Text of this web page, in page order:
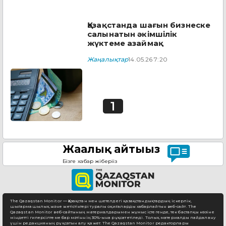
Қазақстанда шағын бизнеске
салынатын әкімшілік
жүктеме азаймақ
Жаңалықтар14.05.26 7:20
1
Жаңалық айтыңыз
Бізге хабар жіберіңіз
The Qazaqstan Monitor — Қазақстан мен шетелдегі қазақстандықтардың іскерлік,
шығармашылық және жетістіктері туралы оқиғаларды хабарлайтын веб-сайт. The
Qazaqstan Monitor веб-сайтының материалдарымен жұмыс істегенде, тек бастапқы көзіне
міндетті гиперсілтеме бар мәтіннің 30%-ына рұқсат етіледі. Толық материалды пайдалану
үшін редакцияның рұқсатын алу қажет. The Qazaqstan Monitor редакторлары